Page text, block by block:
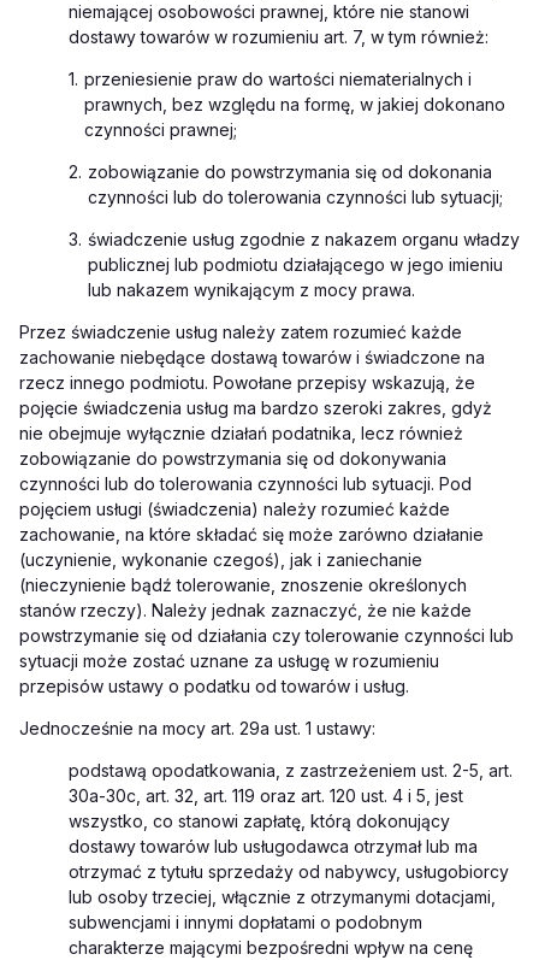
niemającej osobowości prawnej, które nie stanowi
dostawy towarów w rozumieniu art. 7, w tym również:
1. przeniesienie praw do wartości niematerialnych i
prawnych, bez względu na formę, w jakiej dokonano
czynności prawnej;
2. zobowiązanie do powstrzymania się od dokonania
czynności lub do tolerowania czynności lub sytuacji;
3. świadczenie usług zgodnie z nakazem organu władzy
publicznej lub podmiotu działającego w jego imieniu
lub nakazem wynikającym z mocy prawa.
Przez świadczenie usług należy zatem rozumieć każde
zachowanie niebędące dostawą towarów i świadczone na
rzecz innego podmiotu. Powołane przepisy wskazują, że
pojęcie świadczenia usług ma bardzo szeroki zakres, gdyż
nie obejmuje wyłącznie działań podatnika, lecz również
zobowiązanie do powstrzymania się od dokonywania
czynności lub do tolerowania czynności lub sytuacji. Pod
pojęciem usługi (świadczenia) należy rozumieć każde
zachowanie, na które składać się może zarówno działanie
(uczynienie, wykonanie czegoś), jak i zaniechanie
(nieczynienie bądź tolerowanie, znoszenie określonych
stanów rzeczy). Należy jednak zaznaczyć, że nie każde
powstrzymanie się od działania czy tolerowanie czynności lub
sytuacji może zostać uznane za usługę w rozumieniu
przepisów ustawy o podatku od towarów i usług.
Jednocześnie na mocy art. 29a ust. 1 ustawy:
podstawą opodatkowania, z zastrzeżeniem ust. 2-5, art.
30a-30c, art. 32, art. 119 oraz art. 120 ust. 4 i 5, jest
wszystko, co stanowi zapłatę, którą dokonujący
dostawy towarów lub usługodawca otrzymał lub ma
otrzymać z tytułu sprzedaży od nabywcy, usługobiorcy
lub osoby trzeciej, włącznie z otrzymanymi dotacjami,
subwencjami i innymi dopłatami o podobnym
charakterze mającymi bezpośredni wpływ na cenę